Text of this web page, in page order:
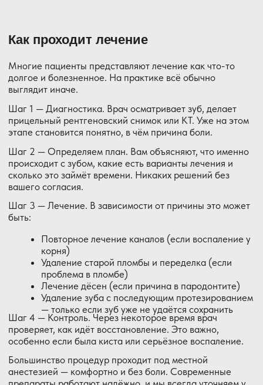
А вдруг зуб придётся удалять?
последний вариант, когда зуб уже невозможно
восстановить. В большинстве случаев зуб удаётся
вылечить и сохранить.
Это абсолютно нормально — тревога перед приёмом
есть у многих взрослых пациентов. Наша задача — не
просто вылечить зуб, но и сделать так, чтобы вы
понимали каждый шаг и чувствовали себя в
безопасности. Можно задавать любые вопросы до и во
время процедуры. И можно попросить сделать паузу в
любой момент.
Не ждите, пока станет совсем плохо. Запишитесь на
Зуб болит при надавливании, жевании или укусе
Боль появляется сама по себе, без нагрузки
Десна рядом с зубом покраснела, отекла или
появился «прыщик»
Щека заметно опухла
Появилась температура
Зуб начал реагировать на горячее или холодное
Боль не проходит после приёма
обезболивающего
Симптомы длятся больше 2–3 дней
Чем дольше ждать — тем больше шансов, что лечение
станет сложнее.
Почему пациенты из Парголово
выбирают DentAvenue